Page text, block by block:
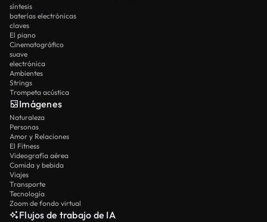
síntesis
baterías electrónicas
claves
El piano
Cinematográfico
suave
electrónica
Ambientes
Strings
Trompeta acústica
Imágenes
Naturaleza
Personas
Amor y Relaciones
El Fitness
Videografía aérea
Comida y bebida
Viajes
Transporte
Tecnología
Zoom de fondo virtual
Flujos de trabajo de IA